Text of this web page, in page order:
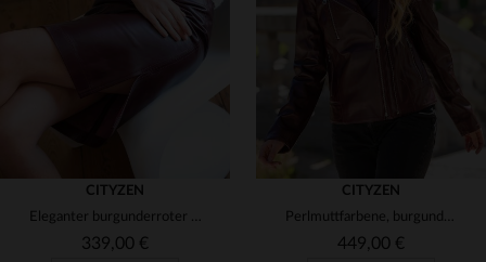
2XL
CITYZEN
Eleganter burgunderroter Lederrock
339,00 €
CITYZEN
Perlmuttfarbene, burgunderrote Bikerjacke aus Leder mit Doppelreißverschluss
449,00 €